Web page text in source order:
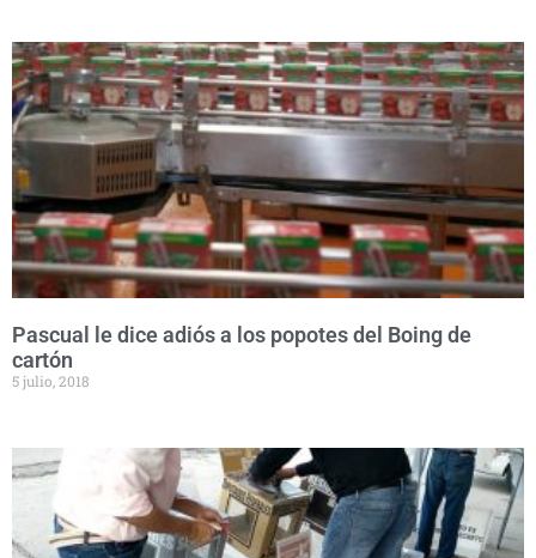
Pascual le dice adiós a los popotes del Boing de
cartón
5 julio, 2018